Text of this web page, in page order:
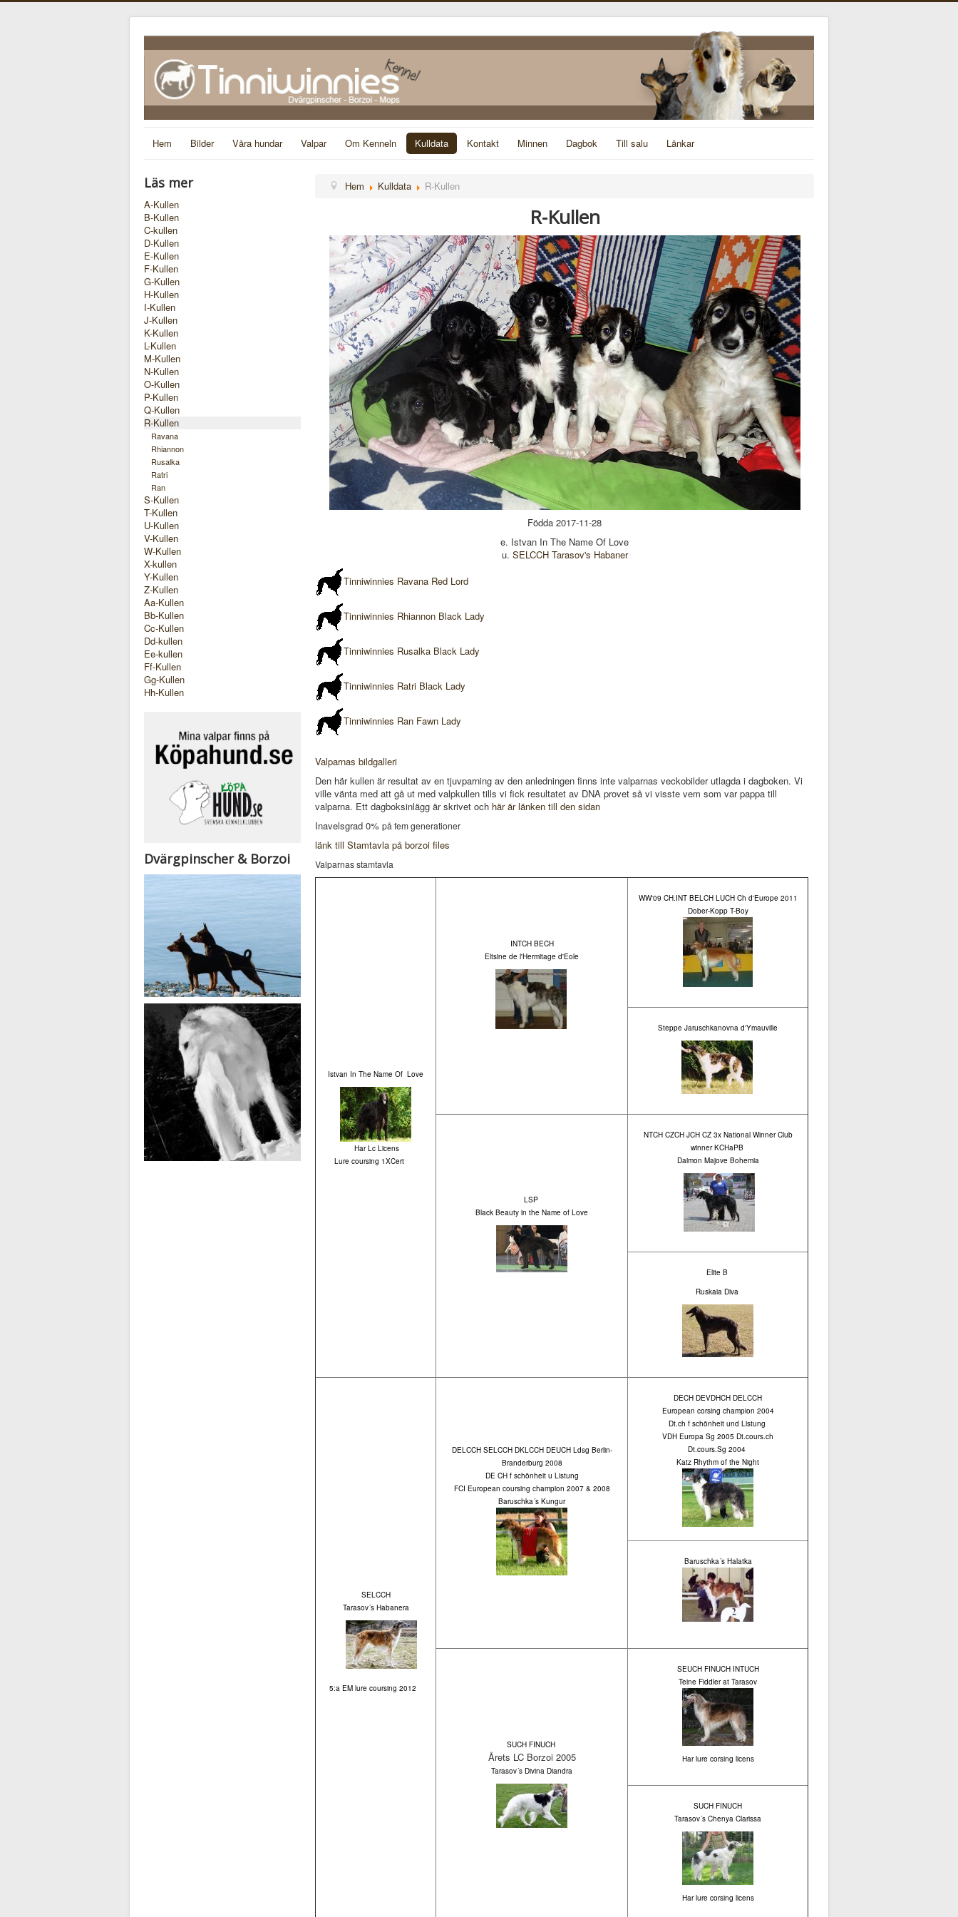
Hem Bilder Våra hundar Valpar Om Kenneln Kulldata Kontakt Minnen Dagbok Till salu Länkar
Läs mer
A-Kullen
B-Kullen
C-kullen
D-Kullen
E-Kullen
F-Kullen
G-Kullen
H-Kullen
I-Kullen
J-Kullen
K-Kullen
L-Kullen
M-Kullen
N-Kullen
O-Kullen
P-Kullen
Q-Kullen
R-Kullen
Ravana
Rhiannon
Rusalka
Ratri
Ran
S-Kullen
T-Kullen
U-Kullen
V-Kullen
W-Kullen
X-kullen
Y-Kullen
Z-Kullen
Aa-Kullen
Bb-Kullen
Cc-Kullen
Dd-kullen
Ee-kullen
Ff-Kullen
Gg-Kullen
Hh-Kullen
Dvärgpinscher & Borzoi
Hem Kulldata R-Kullen
R-Kullen
Födda 2017-11-28
e. Istvan In The Name Of Love
u. SELCCH Tarasov's Habaner
Tinniwinnies Ravana Red Lord
Tinniwinnies Rhiannon Black Lady
Tinniwinnies Rusalka Black Lady
Tinniwinnies Ratri Black Lady
Tinniwinnies Ran Fawn Lady
Valparnas bildgalleri
Den här kullen är resultat av en tjuvparning av den anledningen finns inte valparnas veckobilder utlagda i dagboken. Vi
ville vänta med att gå ut med valpkullen tills vi fick resultatet av DNA provet så vi visste vem som var pappa till
valparna. Ett dagboksinlägg är skrivet och här är länken till den sidan
Inavelsgrad 0% på fem generationer
länk till Stamtavla på borzoi files
Valparnas stamtavla
Istvan In The Name Of Love
Har Lc Licens
Lure coursing 1XCert
INTCH BECH
Eltsine de l'Hermitage d'Eole
WW'09 CH.INT BELCH LUCH Ch d'Europe 2011
Dober-Kopp T-Boy
Steppe Jaruschkanovna d'Ymauville
LSP
Black Beauty in the Name of Love
NTCH CZCH JCH CZ 3x National Winner Club
winner KCHaPB
Daimon Majove Bohemia
Elite B
Ruskaia Diva
SELCCH
Tarasov´s Habanera
5:a EM lure coursing 2012
DELCCH SELCCH DKLCCH DEUCH Ldsg Berlin-
Branderburg 2008
DE CH f schönheit u Listung
FCI European coursing champion 2007 & 2008
Baruschka´s Kungur
DECH DEVDHCH DELCCH
European corsing champion 2004
Dt.ch f schönheit und Listung
VDH Europa Sg 2005 Dt.cours.ch
Dt.cours.Sg 2004
Katz Rhythm of the Night
Baruschka´s Halatka
SUCH FINUCH
Årets LC Borzoi 2005
Tarasov´s Divina Diandra
SEUCH FINUCH INTUCH
Teine Fiddler at Tarasov
Har lure corsing licens
SUCH FINUCH
Tarasov´s Chenya Clarissa
Har lure corsing licens